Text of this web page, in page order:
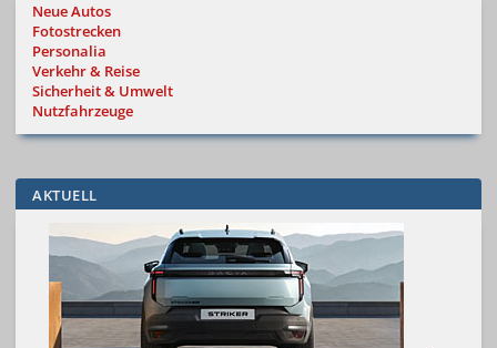
Neue Autos
Fotostrecken
Personalia
Verkehr & Reise
Sicherheit & Umwelt
Nutzfahrzeuge
AKTUELL